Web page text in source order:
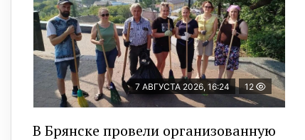
7 АВГУСТА 2026, 16:24 12
В Брянске провели организованную